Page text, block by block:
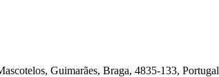
Guimarães, Braga, 4835-133, Portugal